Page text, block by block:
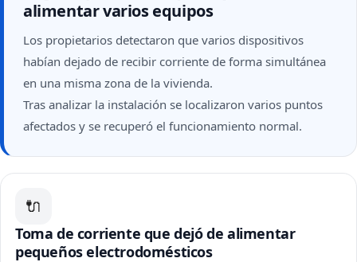
alimentar varios equipos
Los propietarios detectaron que varios dispositivos
habían dejado de recibir corriente de forma simultánea
en una misma zona de la vivienda.
Tras analizar la instalación se localizaron varios puntos
afectados y se recuperó el funcionamiento normal.
🔌
Toma de corriente que dejó de alimentar
pequeños electrodomésticos